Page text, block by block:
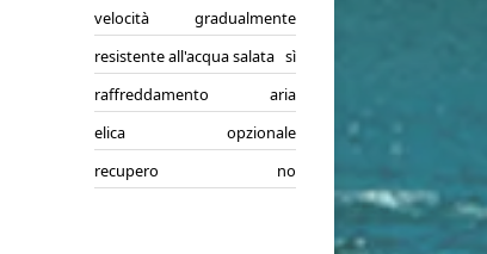
velocità
gradualmente
resistente all'acqua salata sì
raffreddamento
aria
elica
opzionale
recupero
no